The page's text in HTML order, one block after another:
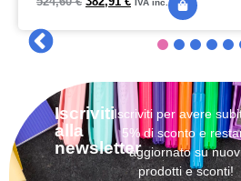
IVA inc.
Iscriviti
alla
newsletter
Iscriviti per avere
5% di sconto e
aggiornato su
prodotti e sconti!